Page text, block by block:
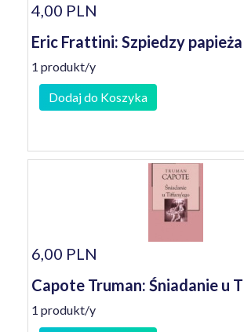
4,00 PLN
Eric Frattini: Szpiedzy papieża
1 produkt/y
Dodaj do Koszyka
6,00 PLN
Capote Truman: Śniadanie u
1 produkt/y